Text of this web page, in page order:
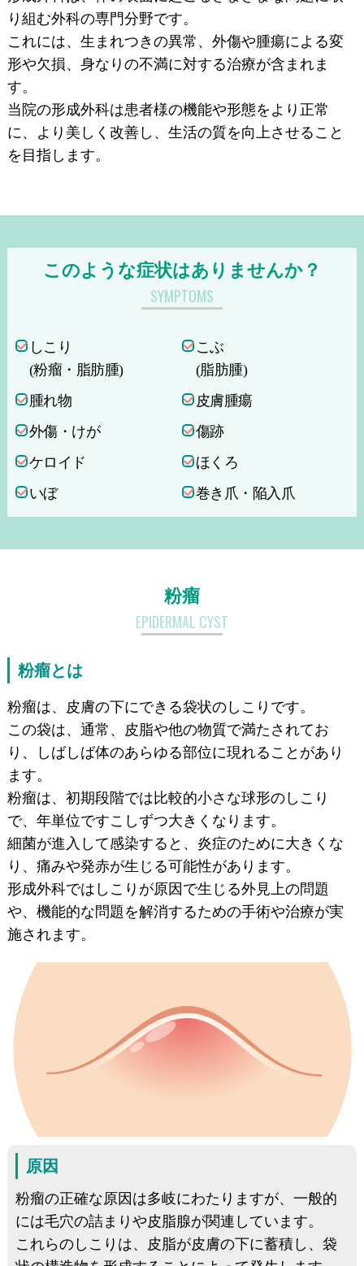
り組む外科の専門分野です。
これには、生まれつきの異常、外傷や腫瘍による変
形や欠損、身なりの不満に対する治療が含まれま
す。
当院の形成外科は患者様の機能や形態をより正常
に、より美しく改善し、生活の質を向上させること
を目指します。
このような症状はありませんか？
SYMPTOMS
しこり
(粉瘤・脂肪腫)
こぶ
(脂肪腫)
腫れ物
皮膚腫瘍
外傷・けが
傷跡
ケロイド
ほくろ
いぼ
巻き爪・陥入爪
粉瘤
EPIDERMAL CYST
粉瘤とは
粉瘤は、皮膚の下にできる袋状のしこりです。
この袋は、通常、皮脂や他の物質で満たされてお
り、しばしば体のあらゆる部位に現れることがあり
ます。
粉瘤は、初期段階では比較的小さな球形のしこり
で、年単位ですこしずつ大きくなります。
細菌が進入して感染すると、炎症のために大きくな
り、痛みや発赤が生じる可能性があります。
形成外科ではしこりが原因で生じる外見上の問題
や、機能的な問題を解消するための手術や治療が実
施されます。
原因
粉瘤の正確な原因は多岐にわたりますが、一般的
には毛穴の詰まりや皮脂腺が関連しています。
これらのしこりは、皮脂が皮膚の下に蓄積し、袋